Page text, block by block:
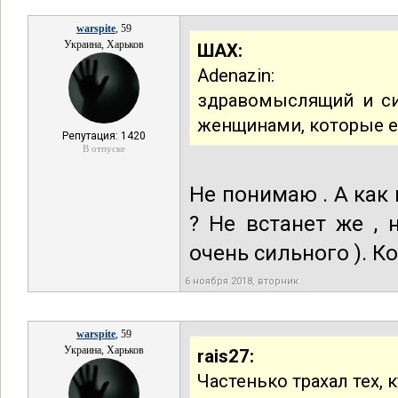
warspite, 59
Украина, Харьков
Репутация: 1420
В отпуске
ШАХ:
Adenazin:
здравомыслящий и
женщинами, которые
Не понимаю . А как
? Не встанет же ,
очень сильного ).
6 ноября 2018, вторник
warspite, 59
Украина, Харьков
rais27:
Частенько трахал тех,